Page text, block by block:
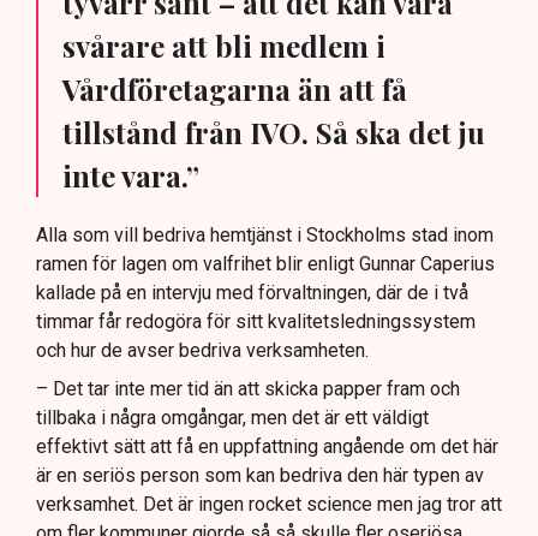
svårare att bli medlem i
Vårdföretagarna än att få
tillstånd från IVO. Så ska det ju
inte vara.”
Alla som vill bedriva hemtjänst i Stockholms stad inom
ramen för lagen om valfrihet blir enligt Gunnar Caperius
kallade på en intervju med förvaltningen, där de i två
timmar får redogöra för sitt kvalitetsledningssystem
och hur de avser bedriva verksamheten.
– Det tar inte mer tid än att skicka papper fram och
tillbaka i några omgångar, men det är ett väldigt
effektivt sätt att få en uppfattning angående om det här
är en seriös person som kan bedriva den här typen av
verksamhet. Det är ingen rocket science men jag tror att